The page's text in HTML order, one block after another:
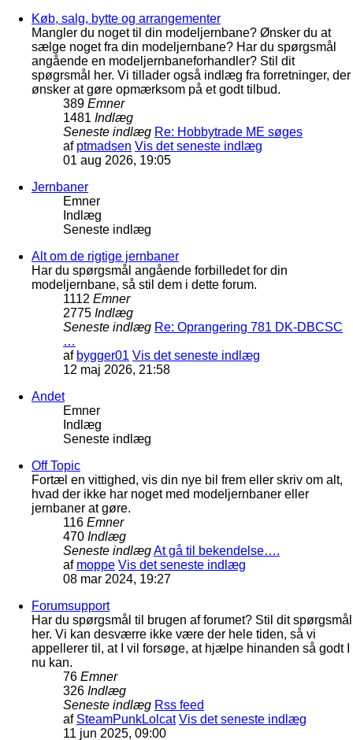
Køb, salg, bytte og arrangementer
Mangler du noget til din modeljernbane? Ønsker du at
sælge noget fra din modeljernbane? Har du spørgsmål
angående en modeljernbaneforhandler? Stil dit
spøgrsmål her. Vi tillader også indlæg fra forretninger, der
ønsker at gøre opmærksom på et godt tilbud.
389 Emner
1481 Indlæg
Seneste indlæg Re: Hobbytrade ME søges
af ptmadsen Vis det seneste indlæg
01 aug 2026, 19:05
Jernbaner
Emner
Indlæg
Seneste indlæg
Alt om de rigtige jernbaner
Har du spørgsmål angående forbilledet for din
modeljernbane, så stil dem i dette forum.
1112 Emner
2775 Indlæg
Seneste indlæg Re: Oprangering 781 DK-DBCSC
…
af bygger01 Vis det seneste indlæg
12 maj 2026, 21:58
Andet
Emner
Indlæg
Seneste indlæg
Off Topic
Fortæl en vittighed, vis din nye bil frem eller skriv om alt,
hvad der ikke har noget med modeljernbaner eller
jernbaner at gøre.
116 Emner
470 Indlæg
Seneste indlægAt gå til bekendelse….
af moppe Vis det seneste indlæg
08 mar 2024, 19:27
Forumsupport
Har du spørgsmål til brugen af forumet? Stil dit spørgsmål
her. Vi kan desværre ikke være der hele tiden, så vi
appellerer til, at I vil forsøge, at hjælpe hinanden så godt I
nu kan.
76 Emner
326 Indlæg
Seneste indlæg Rss feed
af SteamPunkLolcat Vis det seneste indlæg
11 jun 2025, 09:00